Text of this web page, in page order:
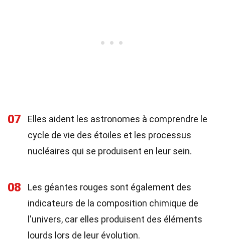
07
Elles aident les astronomes à comprendre le
cycle de vie des étoiles et les processus
nucléaires qui se produisent en leur sein.
08
Les géantes rouges sont également des
indicateurs de la composition chimique de
l'univers, car elles produisent des éléments
lourds lors de leur évolution.